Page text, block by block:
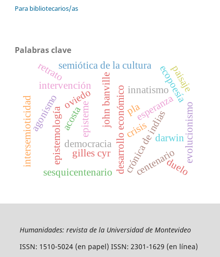
Para bibliotecarios/as
Palabras clave
esperanza
crónica de indias
democracia desarrollo económico
gilles cyr
john banville
epistemología episteme
innatismo
darwin
oviedo
intervención
acosta evolucionismo
ecopoesía
agonismo
semiótica de la cultura
crisis
intersemioticidad
retrato
pla
paisaje
centenario
sesquicentenario duelo
Humanidades: revista de la Universidad de Montevideo
ISSN: 1510-5024 (en papel) ISSN: 2301-1629 (en línea)